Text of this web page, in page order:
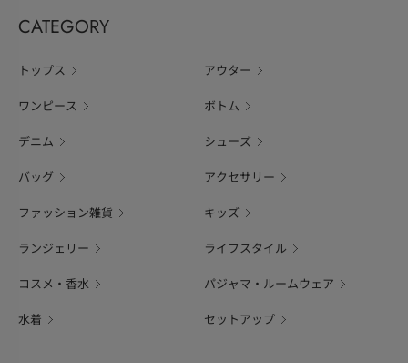
CATEGORY
トップス アウター
ワンピース ボトム
デニム シューズ
バッグ アクセサリー
ファッション雑貨 キッズ
ランジェリー ライフスタイル
コスメ・香水 パジャマ・ルームウェア
水着 セットアップ